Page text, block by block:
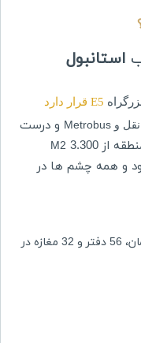
استانبول
و Metrobus و درست
3.300
M2
و همه چشم ها در
منطقه تجاری 1 و 2 طبقه با 295 آپارتمان، 56 دفتر و 32 مغازه در